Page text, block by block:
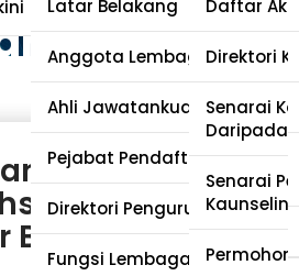
Perihal Lembaga
Latar Belakang
Anggota Lembaga
Ahli Jawatankuasa Kecil
Pejabat Pendaftar
Direktori Pengurusan
Fungsi Lembaga Kaunselor
Kaunselor
Daftar
Direktori
Senarai
Daripada
Senarai
Waris
Sumbangan
Waris
Berdaftar